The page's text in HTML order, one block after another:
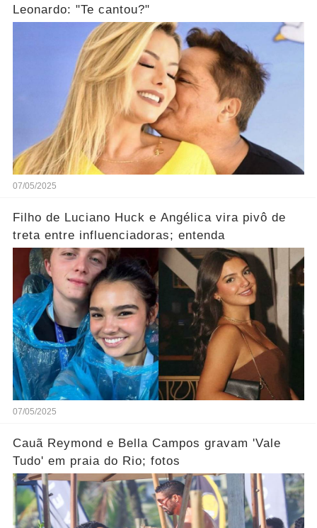
Leonardo: "Te cantou?"
07/05/2025
Filho de Luciano Huck e Angélica vira pivô de
treta entre influenciadoras; entenda
07/05/2025
Cauã Reymond e Bella Campos gravam 'Vale
Tudo' em praia do Rio; fotos